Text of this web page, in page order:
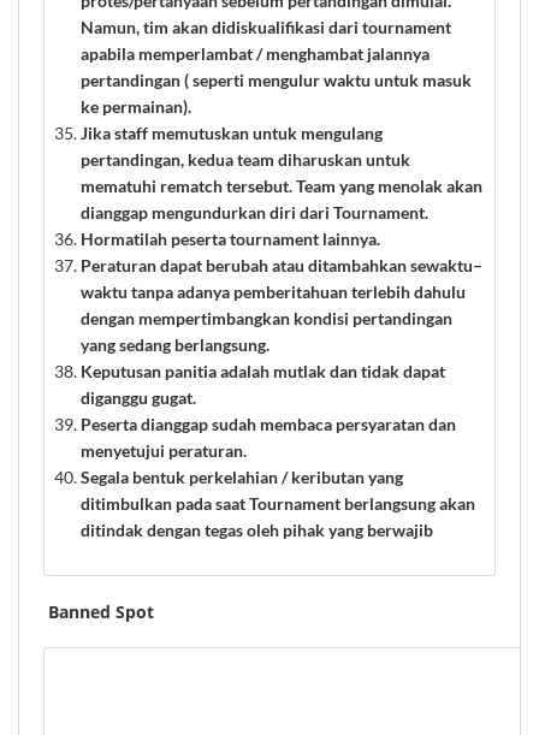
Namun, tim akan didiskualifikasi dari tournament
apabila memperlambat / menghambat jalannya
pertandingan ( seperti mengulur waktu untuk masuk
ke permainan).
Jika staff memutuskan untuk mengulang
pertandingan, kedua team diharuskan untuk
mematuhi rematch tersebut. Team yang menolak akan
dianggap mengundurkan diri dari Tournament.
Hormatilah peserta tournament lainnya.
Peraturan dapat berubah atau ditambahkan sewaktu–
waktu tanpa adanya pemberitahuan terlebih dahulu
dengan mempertimbangkan kondisi pertandingan
yang sedang berlangsung.
Keputusan panitia adalah mutlak dan tidak dapat
diganggu gugat.
Peserta dianggap sudah membaca persyaratan dan
menyetujui peraturan.
Segala bentuk perkelahian / keributan yang
ditimbulkan pada saat Tournament berlangsung akan
ditindak dengan tegas oleh pihak yang berwajib
Banned Spot